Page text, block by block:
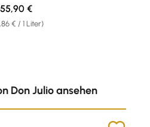
€ / 1 Liter)
Regulärer Preis:
55,90 €
Don Julio ansehen